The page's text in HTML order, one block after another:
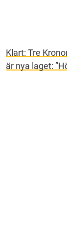
Klart: Tre
är nya laget: